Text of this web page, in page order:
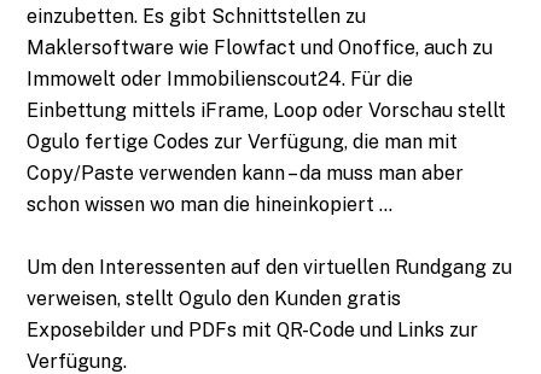
einzubetten. Es gibt Schnittstellen zu
Maklersoftware wie Flowfact und Onoffice, auch zu
Immowelt oder Immobilienscout24. Für die
Einbettung mittels iFrame, Loop oder Vorschau stellt
Ogulo fertige Codes zur Verfügung, die man mit
Copy/Paste verwenden kann – da muss man aber
schon wissen wo man die hineinkopiert …
Um den Interessenten auf den virtuellen Rundgang zu
verweisen, stellt Ogulo den Kunden gratis
Exposebilder und PDFs mit QR-Code und Links zur
Verfügung.